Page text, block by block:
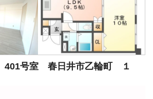
401号室 春日井市乙輪町 １